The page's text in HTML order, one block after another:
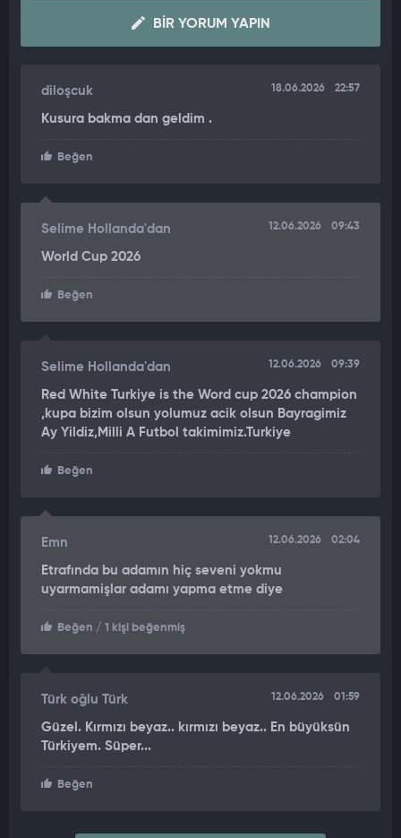
"BU KEZ SAHNEYE YILMAZ MORGÜL ÇIKTI"
daha eklenirken, bu kez sahneye Yılmaz Morgül çıktı. Yılmaz
sosyal medya hesabından takipçileriyle paylaştı.
Morgül, marşın yer aldığı videoyu sosyal medya hesabında
Takım" notunu düştü.
BIR YORUM YAPIN
diloşcuk 18.06.2026 22:57
Kusura bakma dan geldim .
Beğen
Selime Hollanda'dan 12.06.2026 09:43
World Cup 2026
Beğen
Selime Hollanda'dan 12.06.2026 09:39
Red White Turkiye is the Word cup 2026 champion
,kupa bizim olsun yolumuz acik olsun Bayragimiz
Ay Yildiz,Milli A Futbol takimimiz.Turkiye
Beğen
Emn 12.06.2026 02:04
Etrafında bu adamın hiç seveni yokmu
uyarmamişlar adamı yapma etme diye
Beğen / 1 kişi beğenmiş
Türk oĝlu Türk 12.06.2026 01:59
Güzel. Kırmızı beyaz.. kırmızı beyaz.. En büyüksün
Türkiyem. Süper...
Beğen